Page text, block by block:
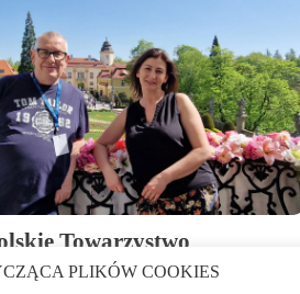
Towarzystwo
Jakie cele stawia sobie nowa
PLIKÓW COOKIES